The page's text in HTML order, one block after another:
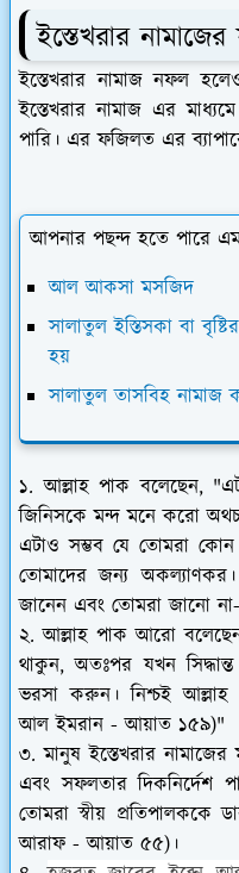
ইস্তেখরার
ইস্তেখরার নামাজ নফল
ইস্তেখরার নামাজ এর
পারি। এর ফজিলত এর
আপনার পছন্দ হতে পারে
আল আকসা মসজিদ
সালাতুল ইস্তিসকা বা
হয়
সালাতুল তাসবিহ
১. আল্লাহ পাক বলেছেন, "
জিনিসকে মন্দ মনে করো
এটাও সম্ভব যে তোমরা
তোমাদের জন্য
জানেন এবং তোমরা জানো
২. আল্লাহ পাক আরো
থাকুন, অতঃপর যখন
ভরসা করুন। নিশ্চই আল্লাহ
আল ইমরান - আয়াত ১৫৯)"
৩. মানুষ ইস্তেখরার
এবং সফলতার দিকনির্দেশ
তোমরা স্বীয়
আরাফ - আয়াত ৫৫)।